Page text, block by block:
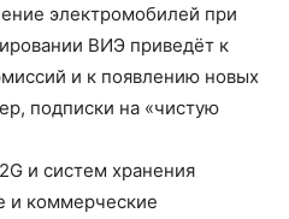
электромобилей при
ВИЭ приведёт к
и к появлению новых
подписки на «чистую
и систем хранения
и коммерческие